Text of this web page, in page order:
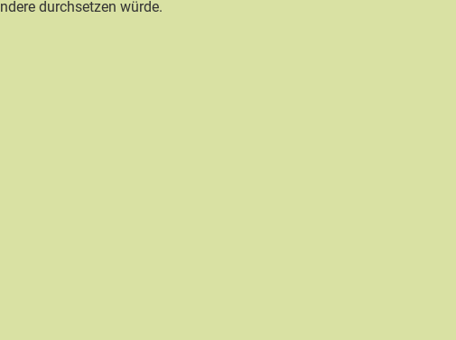
durchsetzen würde.